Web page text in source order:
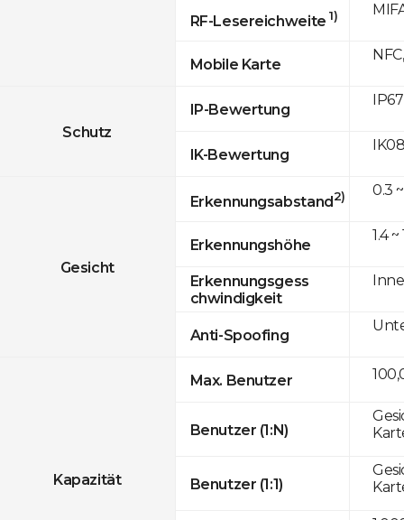
RF-Lesereichweite 1)
Mobile Karte
Schutz
IP-Bewertung
IK-Bewertung
Gesicht
Erkennungsabstand2)
Erkennungshöhe
Erkennungsgess
chwindigkeit
Anti-Spoofing
Kapazität
Max. Benutzer
Benutzer (1:N)
Benutzer (1:1)
IP67
0.3
1.4 ~